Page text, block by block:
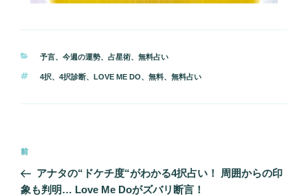
カ
ゴ
ー
予言、 今週の運勢、 占星術、 無料占い
タ
4択、 4択診断、 LOVE ME DO、 無料、 無料占い
投
ナ
前
の
投
前
アナタの“ドケチ度“がわかる4択占い！ 周囲からの印
象も判明… Love Me Doがズバリ断言！